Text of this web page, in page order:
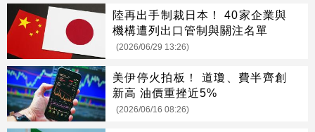
陸再出手制裁日本！ 40家企業與
機構遭列出口管制與關注名單
(2026/06/29 13:26)
美伊停火拍板！ 道瓊、費半齊創
新高 油價重挫近5%
(2026/06/16 08:26)